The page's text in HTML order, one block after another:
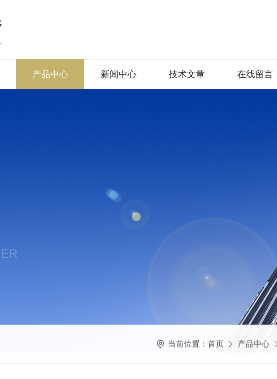
产品中心 新闻中心 技术文章 在线留言
当前位置： 首页 产品中心